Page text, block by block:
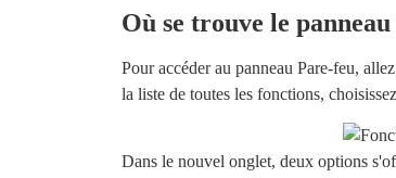
Où se trouve le
Pour accéder au panneau Pare-feu,
la liste de toutes les fonctions,
Dans le nouvel onglet, deux options